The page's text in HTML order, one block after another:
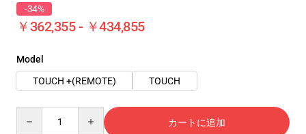
-34%
￥362,355 - ￥434,855
Model
TOUCH +(REMOTE)
TOUCH
カートに追加